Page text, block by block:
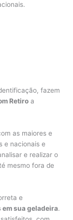
fazem
Retiro a
as maiores e
e nacionais e
e realizar o
mesmo fora de
e
em sua geladeira.